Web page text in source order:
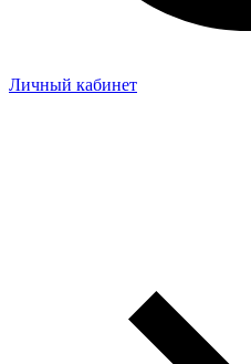
Личный кабинет